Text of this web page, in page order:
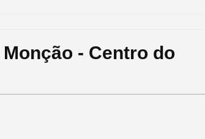
- Centro do